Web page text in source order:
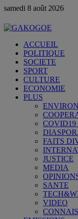
samedi 8 août 2026
ACCUEIL
POLITIQUE
SOCIETE
SPORT
CULTURE
ECONOMIE
PLUS
COVID19
FAITS
JUSTICE
MEDIA
SANTE
VIDEO